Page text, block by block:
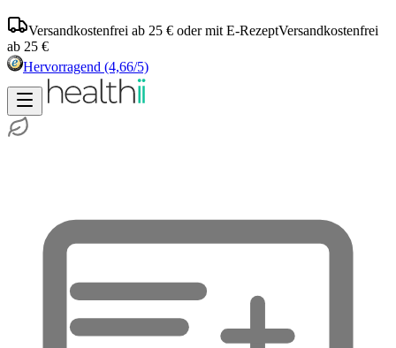
Versandkostenfrei ab 25 € oder mit E-RezeptVersandkostenfrei
ab 25 €
Hervorragend (4,66/5)